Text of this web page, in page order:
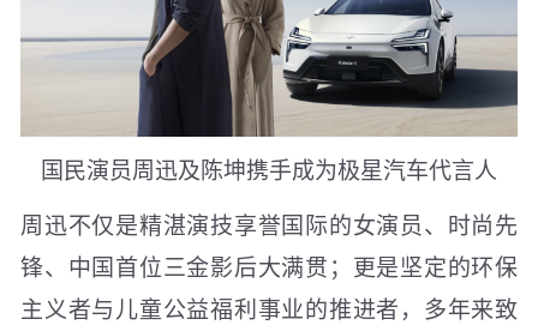
国民演员周迅及陈坤携手成为极星汽车代言人
周迅不仅是精湛演技享誉国际的女演员、时尚先
锋、中国首位三金影后大满贯；更是坚定的环保
主义者与儿童公益福利事业的推进者，多年来致